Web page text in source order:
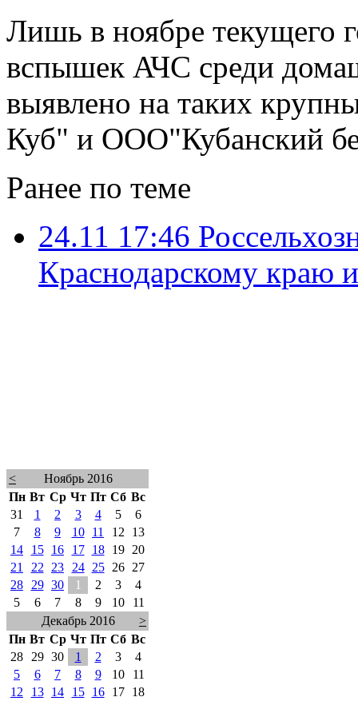
Лишь в ноябре текущего
вспышек АЧС среди
выявлено на таких
Куб" и ООО"Кубанский
Ранее по теме
24.11 17:46
Краснодарскому краю
<
Ноябрь 2016
Пн Вт Ср Чт Пт Сб Вс
31
1 2 3 4 5
6
7
8 9 10 11 12
13
14
15 16 17 18 19
20
21
22 23 24 25 26
27
28
29 30 1 2 3
4
5
6 7 8 9 10
11
Декабрь 2016
>
Пн Вт Ср Чт Пт Сб Вс
28
29 30 1 2 3
4
5
6 7 8 9 10
11
12
13 14 15 16 17
18